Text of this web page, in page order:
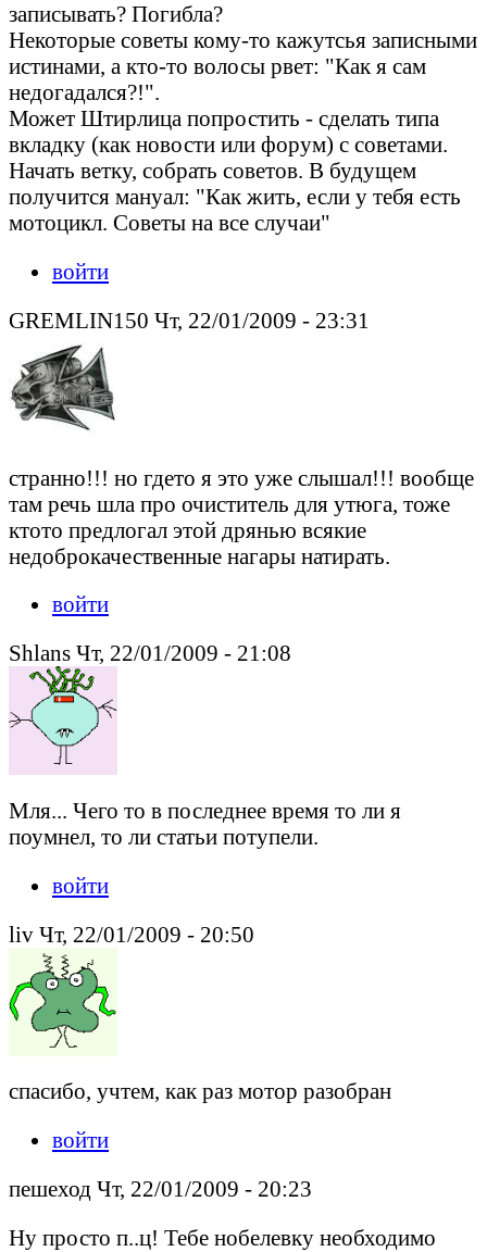
записывать? Погибла?
Некоторые советы кому-то кажутсья записными
истинами, а кто-то волосы рвет: "Как я сам
недогадался?!".
Может Штирлица попростить - сделать типа
вкладку (как новости или форум) с советами.
Начать ветку, собрать советов. В будущем
получится мануал: "Как жить, если у тебя есть
мотоцикл. Советы на все случаи"
войти
GREMLIN150 Чт, 22/01/2009 - 23:31
странно!!! но гдето я это уже слышал!!! вообще
там речь шла про очиститель для утюга, тоже
ктото предлогал этой дрянью всякие
недоброкачественные нагары натирать.
войти
Shlans Чт, 22/01/2009 - 21:08
Мля... Чего то в последнее время то ли я
поумнел, то ли статьи потупели.
войти
liv Чт, 22/01/2009 - 20:50
спасибо, учтем, как раз мотор разобран
войти
пешеход Чт, 22/01/2009 - 20:23
Ну просто п..ц! Тебе нобелевку необходимо